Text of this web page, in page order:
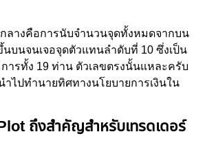
ลางคือการนับจำนวนจุดทั้งหมดจากบน
นบนจนเจอจุดตัวแทนลำดับที่ 10 ซึ่งเป็น
ารทั้ง 19 ท่าน ตัวเลขตรงนั้นแหละครับ
ไปทำนายทิศทางนโยบายการเงินใน
ถึงสำคัญสำหรับเทรดเดอร์